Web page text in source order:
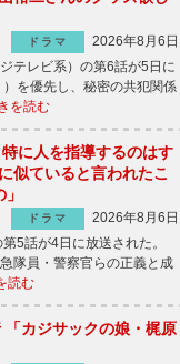
ドラマ
2026年8月6日
テレビ系）の第6話が5日に
を優先し、秘密の共犯関係
を読む
に人を指導するのはす
似ていると言われたこ
ドラマ
2026年8月6日
5話が4日に放送された。
隊員・警察官らの正義と成
読む
「カジサックの娘・梶原